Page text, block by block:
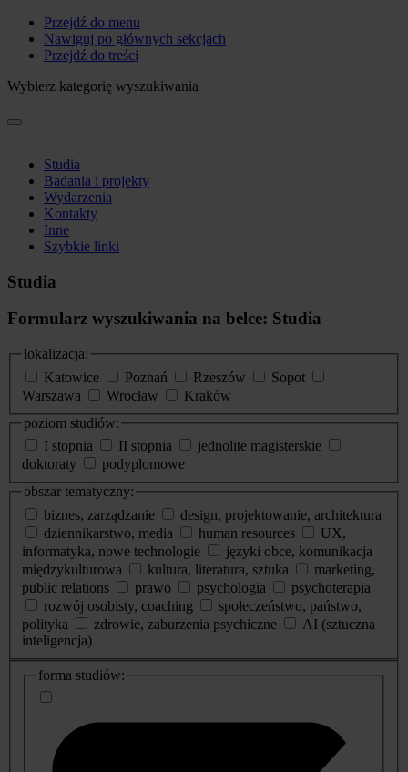
Przejdź do menu
Nawiguj po głównych sekcjach
Przejdź do treści
Wybierz kategorię wyszukiwania
Studia
Badania i projekty
Wydarzenia
Kontakty
Inne
Szybkie linki
Studia
Formularz wyszukiwania na belce: Studia
lokalizacja:
Katowice
Poznań Rzeszów
Sopot
Warszawa
Wrocław
Kraków
poziom studiów:
I stopnia
II stopnia
jednolite magisterskie
doktoraty
podyplomowe
obszar tematyczny:
biznes, zarządzanie
design, projektowanie, architektura
dziennikarstwo, media
human resources
UX,
informatyka, nowe technologie
języki obce, komunikacja
międzykulturowa
kultura, literatura, sztuka
marketing,
public relations
prawo psychologia
psychoterapia
rozwój osobisty, coaching
społeczeństwo, państwo,
polityka
zdrowie, zaburzenia psychiczne
AI (sztuczna
inteligencja)
dodatkowe
informacje
forma studiów: